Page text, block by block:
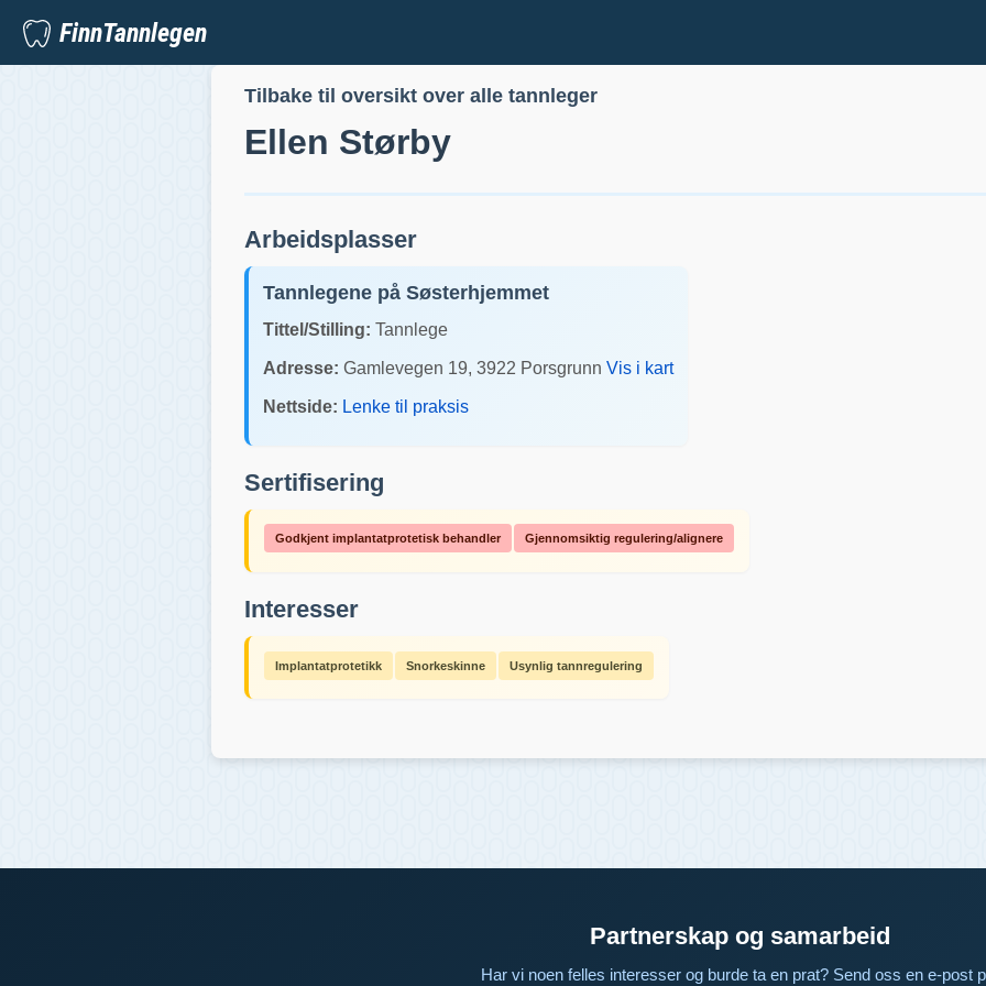
FinnTannlegen
Tilbake til oversikt over alle tannleger
Ellen Størby
Arbeidsplasser
Tannlegene på Søsterhjemmet
Tittel/Stilling: Tannlege
Adresse: Gamlevegen 19, 3922 Porsgrunn Vis i kart
Nettside: Lenke til praksis
Sertifisering
Godkjent implantatprotetisk behandler Gjennomsiktig regulering/alignere
Interesser
Implantatprotetikk Snorkeskinne Usynlig tannregulering
Partnerskap og samarbeid
Har vi noen felles interesser og burde ta en prat? Send oss en e-post